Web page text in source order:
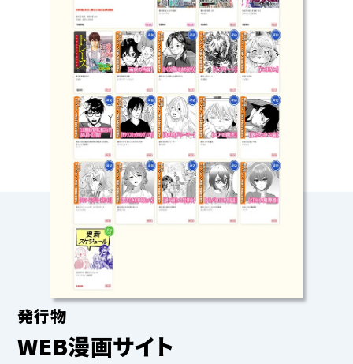
発行物
WEB漫画サイト